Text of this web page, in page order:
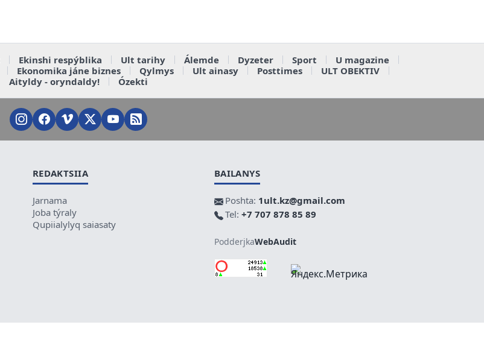
Ekinshi respýblika Ult tarihy Álemde Dyzeter Sport
U magazine
Ekonomika jáne biznes Qylmys Ult ainasy Posttimes
ULT OBEKTIV
Aityldy - oryndaldy!
Ózekti
REDAKTSIIA
Jarnama
Joba týraly
Qupiialylyq saiasaty
BAILANYS
Poshta: 1ult.kz@gmail.com
Tel: +7 707 878 85 89
PodderjkaWebAudit